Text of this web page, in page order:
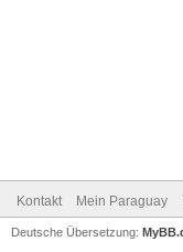
Kontakt Mein Paraguay
Deutsche Übersetzung: